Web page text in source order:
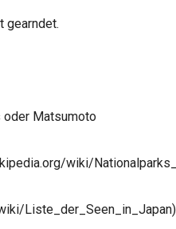
gearndet.
oder Matsumoto
wiki/
Liste_der_Seen_in_Japan)